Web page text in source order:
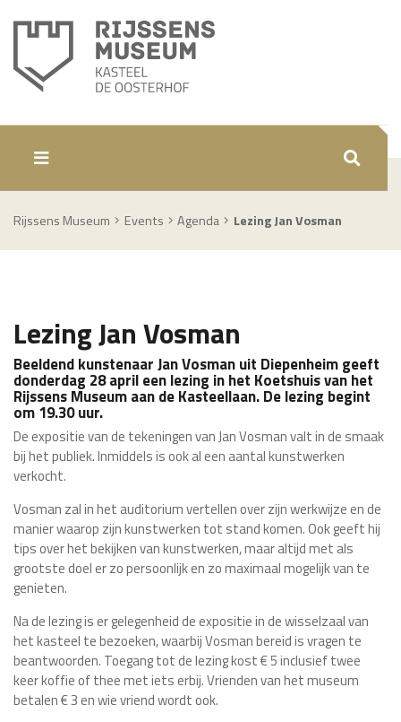
ZOEKEN
Rijssens Museum Events Agenda Lezing Jan Vosman
Lezing Jan Vosman
Beeldend kunstenaar Jan Vosman uit Diepenheim geeft
donderdag 28 april een lezing in het Koetshuis van het
Rijssens Museum aan de Kasteellaan. De lezing begint
om 19.30 uur.
De expositie van de tekeningen van Jan Vosman valt in de smaak
bij het publiek. Inmiddels is ook al een aantal kunstwerken
verkocht.
Vosman zal in het auditorium vertellen over zijn werkwijze en de
manier waarop zijn kunstwerken tot stand komen. Ook geeft hij
tips over het bekijken van kunstwerken, maar altijd met als
grootste doel er zo persoonlijk en zo maximaal mogelijk van te
genieten.
Na de lezing is er gelegenheid de expositie in de wisselzaal van
het kasteel te bezoeken, waarbij Vosman bereid is vragen te
beantwoorden. Toegang tot de lezing kost € 5 inclusief twee
keer koffie of thee met iets erbij. Vrienden van het museum
betalen € 3 en wie vriend wordt ook.